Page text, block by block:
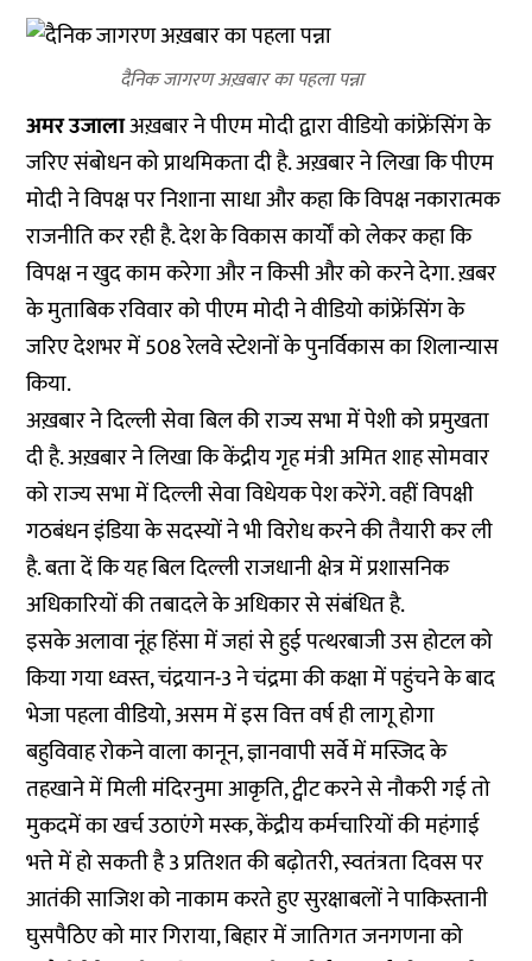
दैनिक जागरण अख़बार का पहला पन्ना
अमर उजालाअख़बार ने पीएम मोदी द्वारा वीडियो कांफ्रेंसिंग के
जरिए संबोधन को प्राथमिकता दी है. अख़बार ने लिखा कि पीएम
मोदी ने विपक्ष पर निशाना साधा और कहा कि विपक्ष नकारात्मक
राजनीति कर रही है. देश के विकास कार्यों को लेकर कहा कि
विपक्ष न खुद काम करेगा और न किसी और को करने देगा. ख़बर
के मुताबिक रविवार को पीएम मोदी ने वीडियो कांफ्रेंसिंग के
जरिए देशभर में 508 रेलवे स्टेशनों के पुनर्विकास का शिलान्यास
किया.
अख़बार ने दिल्ली सेवा बिल की राज्य सभा में पेशी को प्रमुखता
दी है. अख़बार ने लिखा कि केंद्रीय गृह मंत्री अमित शाह सोमवार
को राज्य सभा में दिल्ली सेवा विधेयक पेश करेंगे. वहीं विपक्षी
गठबंधन इंडिया के सदस्यों ने भी विरोध करने की तैयारी कर ली
है. बता दें कि यह बिल दिल्ली राजधानी क्षेत्र में प्रशासनिक
अधिकारियों की तबादले के अधिकार से संबंधित है.
इसके अलावा नूंह हिंसा में जहां से हुई पत्थरबाजी उस होटल को
किया गया ध्वस्त, चंद्रयान-3 ने चंद्रमा की कक्षा में पहुंचने के बाद
भेजा पहला वीडियो, असम में इस वित्त वर्ष ही लागू होगा
बहुविवाह रोकने वाला कानून, ज्ञानवापी सर्वे में मस्जिद के
तहखाने में मिली मंदिरनुमा आकृति, ट्वीट करने से नौकरी गई तो
मुकदमें का खर्च उठाएंगे मस्क, केंद्रीय कर्मचारियों की महंगाई
भत्ते में हो सकती है 3 प्रतिशत की बढ़ोतरी, स्वतंत्रता दिवस पर
आतंकी साजिश को नाकाम करते हुए सुरक्षाबलों ने पाकिस्तानी
घुसपैठिए को मार गिराया, बिहार में जातिगत जनगणना को